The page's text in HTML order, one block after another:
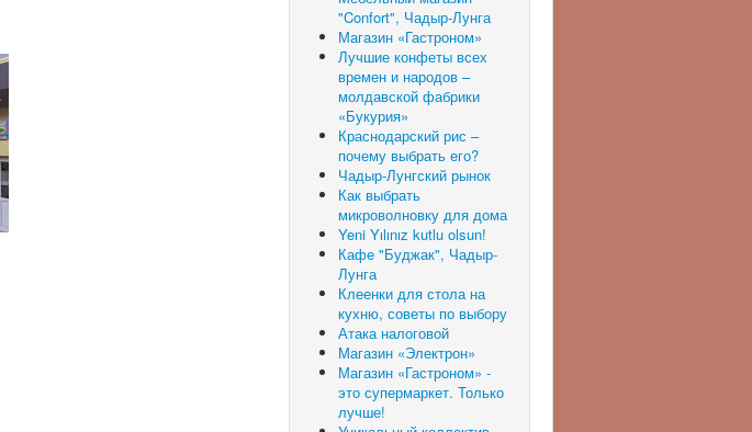
"Confort", Чадыр-Лунга
Магазин «Гастроном»
Лучшие конфеты всех
времен и народов –
молдавской фабрики
«Букурия»
Краснодарский рис –
почему выбрать его?
Чадыр-Лунгский рынок
Как выбрать
микроволновку для дома
Yeni Yılınız kutlu olsun!
Кафе "Буджак", Чадыр-
Лунга
Клеенки для стола на
кухню, советы по выбору
Атака налоговой
Магазин «Электрон»
Магазин «Гастроном» -
это супермаркет. Только
лучше!